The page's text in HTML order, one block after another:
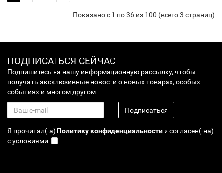
Показано с 1 по 36 из 100 (всего 3 страниц)
ПОДПИСАТЬСЯ СЕЙЧАС
Подпишитесь на нашу информационную рассылку, чтобы
получать эксклюзивные новости о новых товарах, особых
событиях и многом другом
Подписаться
Я прочитал(-а) Политику конфиденциальности и согласен(-на)
с условиями